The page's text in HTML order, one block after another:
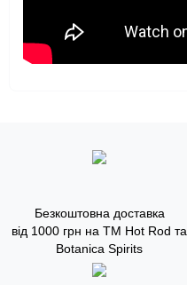
Безкоштовна доставка
від 1000 грн на ТМ Hot Rod та
Botanica Spirits